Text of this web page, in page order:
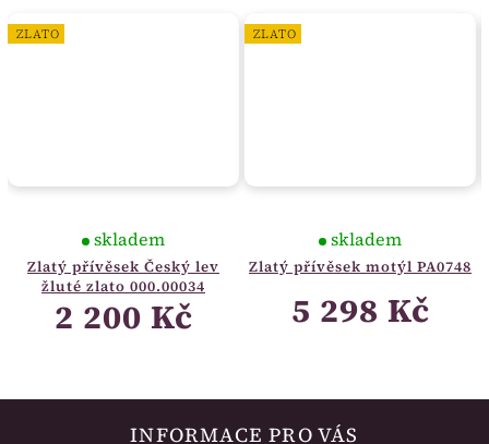
ZLATO
Zlatý přívěsek Český lev
žluté zlato 000.00034
skladem
2 200 Kč
ZLATO
Zlatý přívěsek motýl PA0748
skladem
5 298 Kč
INFORMACE PRO VÁS